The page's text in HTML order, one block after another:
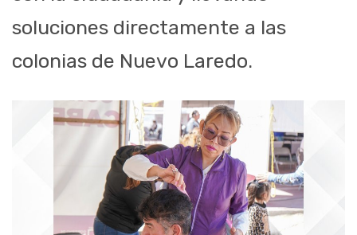
soluciones directamente a las
colonias de Nuevo Laredo.